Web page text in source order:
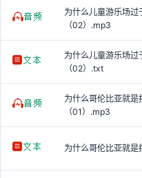
为什么儿童游乐场过
（02）.mp3
为什么儿童游乐场过
（02）.txt
为什么哥伦比亚就是
（01）.mp3
为什么哥伦比亚就